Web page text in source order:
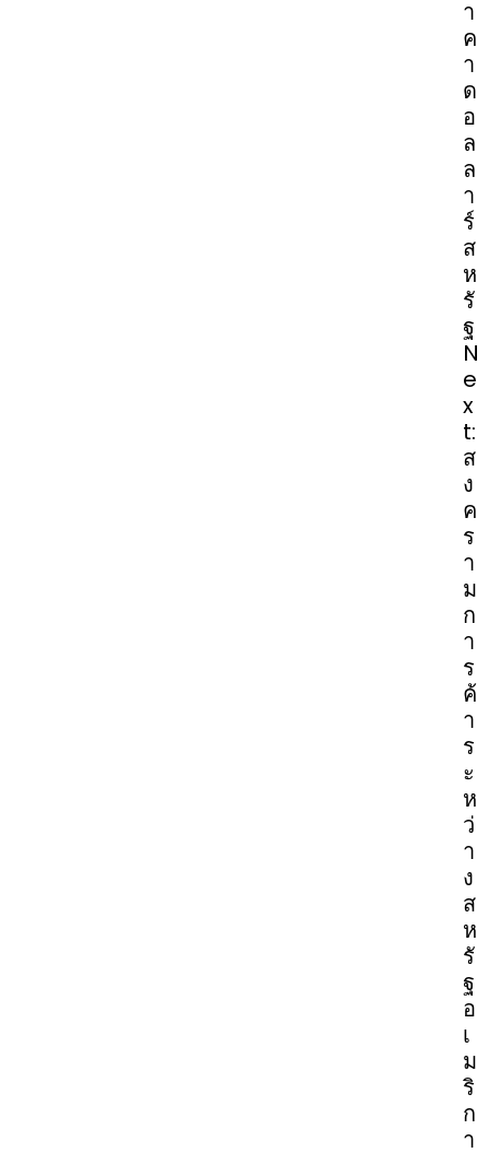
า
ค
า
ด
อ
ล
ล
า
ร์
ส
ห
รั
ฐ
N
e
x
t:
ส
ง
ค
ร
า
ม
ก
า
ร
ค้
า
ร
ะ
ห
ว่
า
ง
ส
ห
รั
ฐ
อ
เ
ม
ริ
ก
า